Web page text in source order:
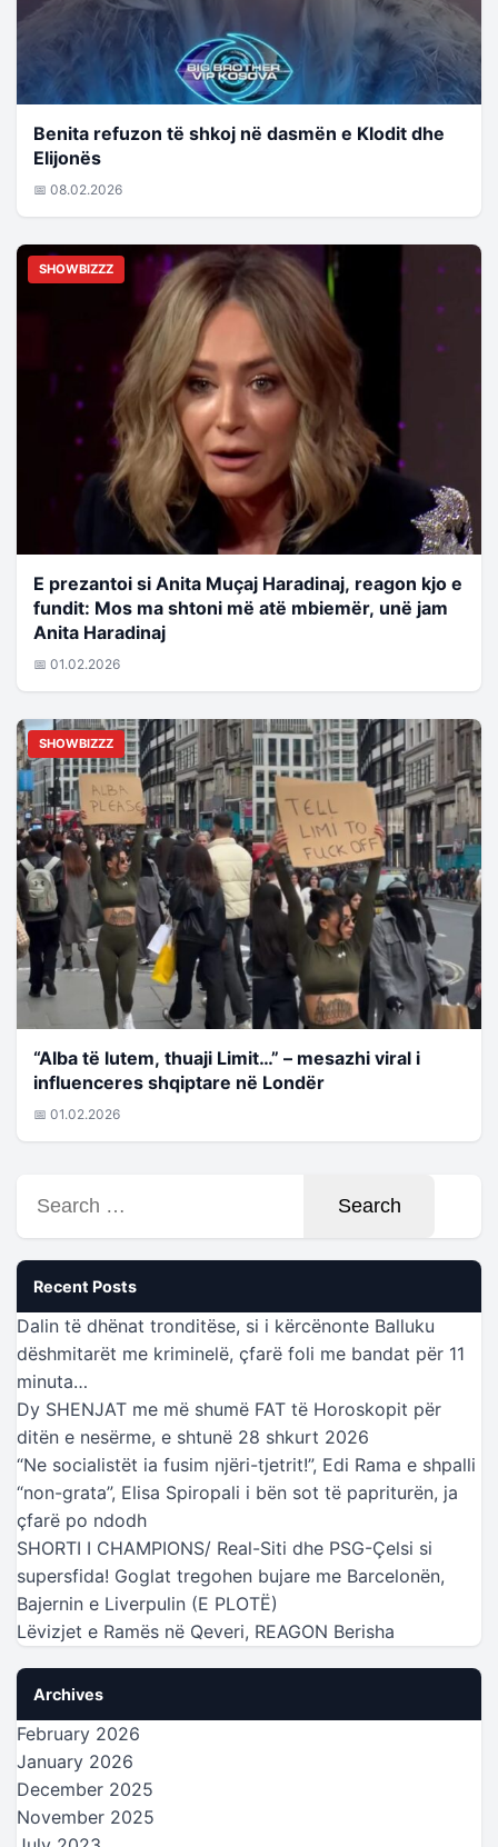
Benita refuzon të shkoj në dasmën e Klodit dhe
Elijonës
📅 08.02.2026
SHOWBIZZZ
E prezantoi si Anita Muçaj Haradinaj, reagon kjo e
fundit: Mos ma shtoni më atë mbiemër, unë jam
Anita Haradinaj
📅 01.02.2026
SHOWBIZZZ
“Alba të lutem, thuaji Limit…” – mesazhi viral i
influenceres shqiptare në Londër
📅 01.02.2026
for:
Recent Posts
Dalin të dhënat tronditëse, si i kërcënonte Balluku
dëshmitarët me kriminelë, çfarë foli me bandat për 11
minuta…
Dy SHENJAT me më shumë FAT të Horoskopit për
ditën e nesërme, e shtunë 28 shkurt 2026
“Ne socialistët ia fusim njëri-tjetrit!”, Edi Rama e shpalli
“non-grata”, Elisa Spiropali i bën sot të papriturën, ja
çfarë po ndodh
SHORTI I CHAMPIONS/ Real-Siti dhe PSG-Çelsi si
supersfida! Goglat tregohen bujare me Barcelonën,
Bajernin e Liverpulin (E PLOTË)
Lëvizjet e Ramës në Qeveri, REAGON Berisha
Archives
February 2026
January 2026
December 2025
November 2025